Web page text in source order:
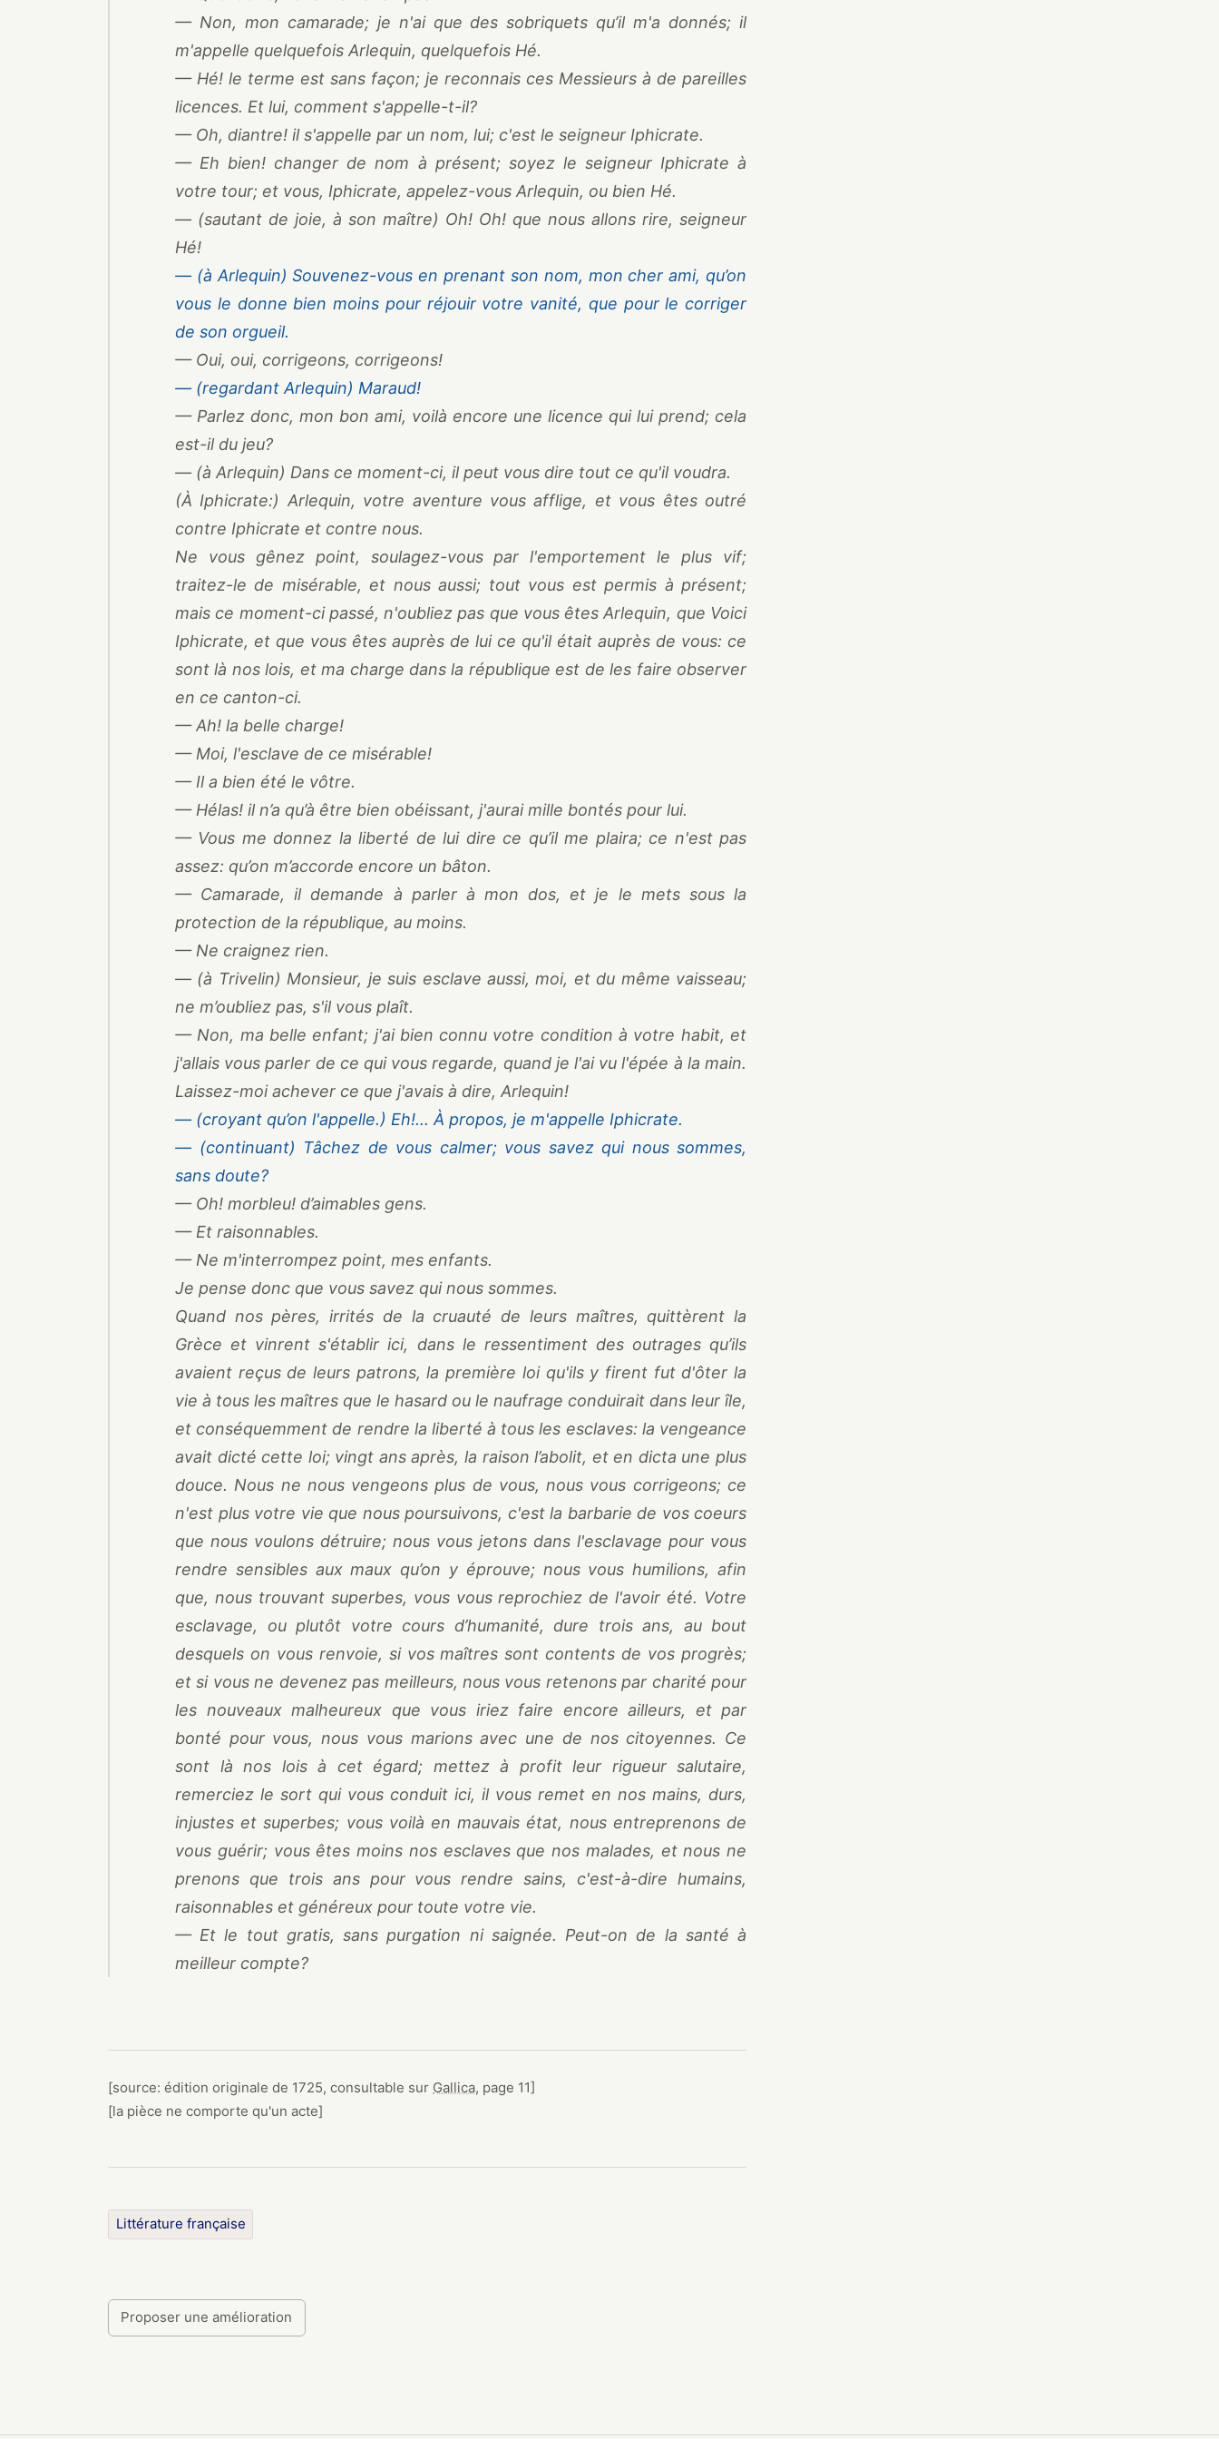
— Non, mon camarade; je n'ai que des sobriquets qu’il m'a donnés; il
m'appelle quelquefois Arlequin, quelquefois Hé.
— Hé! le terme est sans façon; je reconnais ces Messieurs à de pareilles
licences. Et lui, comment s'appelle-t-il?
— Oh, diantre! il s'appelle par un nom, lui; c'est le seigneur Iphicrate.
— Eh bien! changer de nom à présent; soyez le seigneur Iphicrate à
votre tour; et vous, Iphicrate, appelez-vous Arlequin, ou bien Hé.
— (sautant de joie, à son maître) Oh! Oh! que nous allons rire, seigneur
Hé!
— (à Arlequin) Souvenez-vous en prenant son nom, mon cher ami, qu’on
vous le donne bien moins pour réjouir votre vanité, que pour le corriger
de son orgueil.
— Oui, oui, corrigeons, corrigeons!
— (regardant Arlequin) Maraud!
— Parlez donc, mon bon ami, voilà encore une licence qui lui prend; cela
est-il du jeu?
— (à Arlequin) Dans ce moment-ci, il peut vous dire tout ce qu'il voudra.
(À Iphicrate:) Arlequin, votre aventure vous afflige, et vous êtes outré
contre Iphicrate et contre nous.
Ne vous gênez point, soulagez-vous par l'emportement le plus vif;
traitez-le de misérable, et nous aussi; tout vous est permis à présent;
mais ce moment-ci passé, n'oubliez pas que vous êtes Arlequin, que Voici
Iphicrate, et que vous êtes auprès de lui ce qu'il était auprès de vous: ce
sont là nos lois, et ma charge dans la république est de les faire observer
en ce canton-ci.
— Ah! la belle charge!
— Moi, l'esclave de ce misérable!
— Il a bien été le vôtre.
— Hélas! il n’a qu’à être bien obéissant, j'aurai mille bontés pour lui.
— Vous me donnez la liberté de lui dire ce qu’il me plaira; ce n'est pas
assez: qu’on m’accorde encore un bâton.
— Camarade, il demande à parler à mon dos, et je le mets sous la
protection de la république, au moins.
— Ne craignez rien.
— (à Trivelin) Monsieur, je suis esclave aussi, moi, et du même vaisseau;
ne m’oubliez pas, s'il vous plaît.
— Non, ma belle enfant; j'ai bien connu votre condition à votre habit, et
j'allais vous parler de ce qui vous regarde, quand je l'ai vu l'épée à la main.
Laissez-moi achever ce que j'avais à dire, Arlequin!
— (croyant qu’on l'appelle.) Eh!... À propos, je m'appelle Iphicrate.
— (continuant) Tâchez de vous calmer; vous savez qui nous sommes,
sans doute?
— Oh! morbleu! d’aimables gens.
— Et raisonnables.
— Ne m'interrompez point, mes enfants.
Je pense donc que vous savez qui nous sommes.
Quand nos pères, irrités de la cruauté de leurs maîtres, quittèrent la
Grèce et vinrent s'établir ici, dans le ressentiment des outrages qu’ils
avaient reçus de leurs patrons, la première loi qu'ils y firent fut d'ôter la
vie à tous les maîtres que le hasard ou le naufrage conduirait dans leur île,
et conséquemment de rendre la liberté à tous les esclaves: la vengeance
avait dicté cette loi; vingt ans après, la raison l’abolit, et en dicta une plus
douce. Nous ne nous vengeons plus de vous, nous vous corrigeons; ce
n'est plus votre vie que nous poursuivons, c'est la barbarie de vos coeurs
que nous voulons détruire; nous vous jetons dans l'esclavage pour vous
rendre sensibles aux maux qu’on y éprouve; nous vous humilions, afin
que, nous trouvant superbes, vous vous reprochiez de l'avoir été. Votre
esclavage, ou plutôt votre cours d’humanité, dure trois ans, au bout
desquels on vous renvoie, si vos maîtres sont contents de vos progrès;
et si vous ne devenez pas meilleurs, nous vous retenons par charité pour
les nouveaux malheureux que vous iriez faire encore ailleurs, et par
bonté pour vous, nous vous marions avec une de nos citoyennes. Ce
sont là nos lois à cet égard; mettez à profit leur rigueur salutaire,
remerciez le sort qui vous conduit ici, il vous remet en nos mains, durs,
injustes et superbes; vous voilà en mauvais état, nous entreprenons de
vous guérir; vous êtes moins nos esclaves que nos malades, et nous ne
prenons que trois ans pour vous rendre sains, c'est-à-dire humains,
raisonnables et généreux pour toute votre vie.
— Et le tout gratis, sans purgation ni saignée. Peut-on de la santé à
meilleur compte?
[source: édition originale de 1725, consultable sur Gallica(nouvelle fenêtre)
, page 11]
[la pièce ne comporte qu'un acte]
Littérature française
Proposer une amélioration